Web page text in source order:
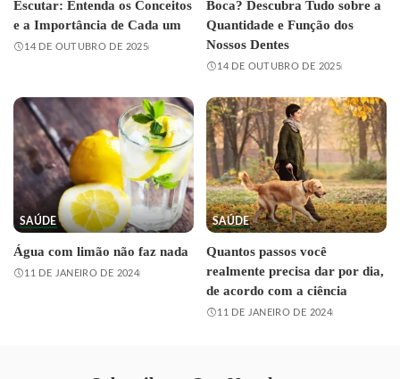
Escutar: Entenda os Conceitos
e a Importância de Cada um
14 DE OUTUBRO DE 2025
Boca? Descubra Tudo sobre a
Quantidade e Função dos
Nossos Dentes
14 DE OUTUBRO DE 2025
SAÚDE
Água com limão não faz nada
11 DE JANEIRO DE 2024
SAÚDE
Quantos passos você
realmente precisa dar por dia,
de acordo com a ciência
11 DE JANEIRO DE 2024